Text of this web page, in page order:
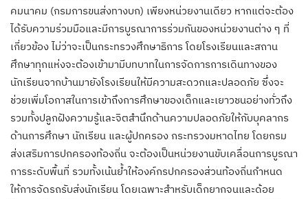
คมนาคม (กรมการขนส่งทางบก) เพียงหน่วยงานเดียว หากแต่จะต้อง
ได้รับความร่วมมือและมีการบูรณาการร่วมกันของหน่วยงานต่าง ๆ ที่
เกี่ยวข้อง ไม่ว่าจะเป็นกระทรวงศึกษาธิการ โดยโรงเรียนและสถาน
ศึกษาทุกแห่งจะต้องเข้ามามีบทบาทในการจัดการการเดินทางของ
นักเรียนจากบ้านมายังโรงเรียนให้มีความสะดวกและปลอดภัย ซึ่งจะ
ช่วยเพิ่มโอกาสในการเข้าถึงการศึกษาของเด็กและเยาวชนอย่างทั่วถึง
รวมทั้งปลูกฝังความรู้และจิตสำนึกด้านความปลอดภัยให้กับบุคลากร
ด้านการศึกษา นักเรียน และผู้ปกครอง กระทรวงมหาดไทย โดยกรม
ส่งเสริมการปกครองท้องถิ่น จะต้องเป็นหน่วยงานขับเคลื่อนการบูรณา
การระดับพื้นที่ รวมทั้งเน้นย้ำให้องค์กรปกครองส่วนท้องถิ่นกำหนด
ให้การจัดรถรับส่งนักเรียน โดยเฉพาะสำหรับเด็กยากจนและด้อย